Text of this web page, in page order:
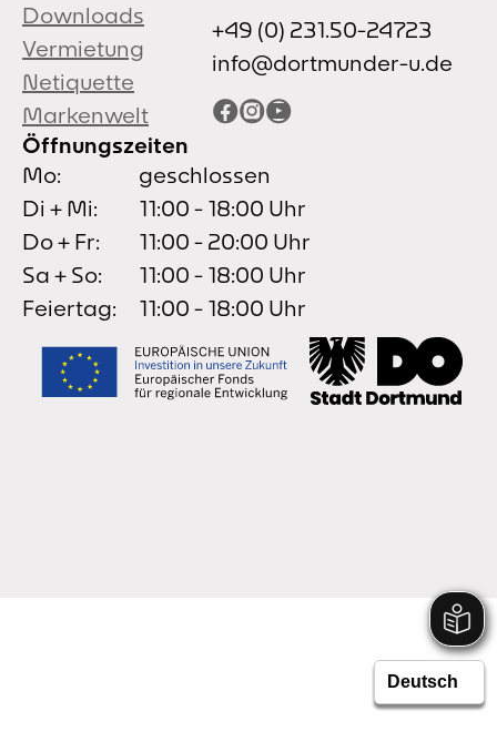
Downloads
Vermietung
Netiquette
Markenwelt
+49 (0) 231.50-24723
info@dortmunder-u.de
Facebook
Instagram
YouTube
Öffnungszeiten
Mo:
geschlossen
Di + Mi:
11:00 - 18:00 Uhr
Do + Fr:
11:00 - 20:00 Uhr
Sa + So:
11:00 - 18:00 Uhr
Feiertag:
11:00 - 18:00 Uhr